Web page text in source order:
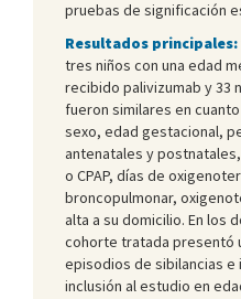
pruebas de significación
Resultados principales:
tres niños con una edad
recibido palivizumab y 33
fueron similares en
sexo, edad gestacional,
antenatales y
o CPAP, días de
broncopulmonar,
alta a su domicilio. En los
cohorte tratada presentó
episodios de sibilancias e
inclusión al estudio en